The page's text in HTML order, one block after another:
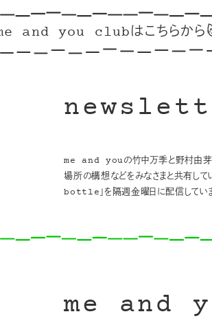
you clubはこちらから🐱 わ
me and youの竹中万季と野村由芽が
場所の構想などをみなさまと共有
bottle」を隔週金曜日に配信してい
me and